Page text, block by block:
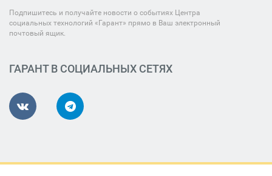
Подпишитесь и получайте новости о событиях Центра
социальных технологий «Гарант» прямо в Ваш электронный
почтовый ящик.
ГАРАНТ В СОЦИАЛЬНЫХ СЕТЯХ